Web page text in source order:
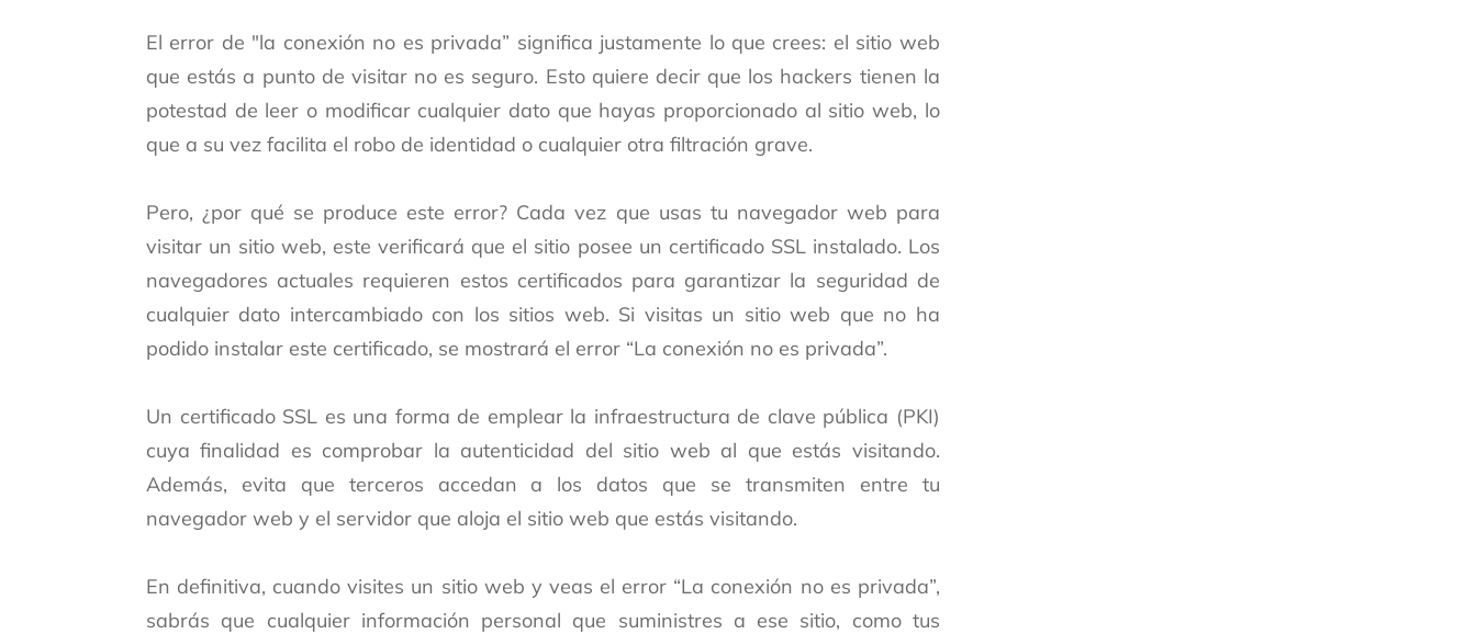
El error de "la conexión no es privada” significa justamente lo que crees: el sitio web
que estás a punto de visitar no es seguro. Esto quiere decir que los hackers tienen la
potestad de leer o modificar cualquier dato que hayas proporcionado al sitio web, lo
que a su vez facilita el robo de identidad o cualquier otra filtración grave.
Pero, ¿por qué se produce este error? Cada vez que usas tu navegador web para
visitar un sitio web, este verificará que el sitio posee un certificado SSLinstalado. Los
navegadores actuales requieren estos certificados para garantizar la seguridad de
cualquier dato intercambiado con los sitios web. Si visitas un sitio web que no ha
podido instalar este certificado, se mostrará el error “La conexión no es privada”.
Un certificado SSL es una forma de emplear la infraestructura de clave pública (PKI)
cuya finalidad es comprobar la autenticidad del sitio web al que estás visitando.
Además, evita que terceros accedan a los datos que se transmiten entre tu
navegador web y el servidor que aloja el sitio web que estás visitando.
En definitiva, cuando visites un sitio web y veas el error “La conexión no es privada”,
sabrás que cualquier información personal que suministres a ese sitio, como tus